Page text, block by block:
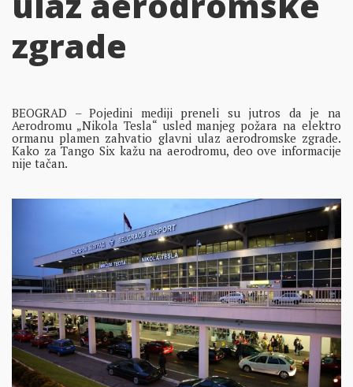
zgrade
BEOGRAD – Pojedini mediji preneli su jutros da je na
Aerodromu „Nikola Tesla“ usled manjeg požara na elektro
ormanu plamen zahvatio glavni ulaz aerodromske zgrade.
Kako za Tango Six kažu na aerodromu, deo ove informacije
nije tačan.